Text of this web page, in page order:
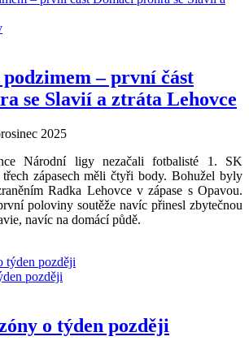
– první část
se Slavií a ztráta Lehovce
2025
Národní ligy nezačali fotbalisté 1. SK
třech zápasech měli čtyři body. Bohužel byly
Radka Lehovce v zápase s Opavou.
poloviny soutěže navíc přinesl zbytečnou
navíc na domácí půdě.
později
o týden později